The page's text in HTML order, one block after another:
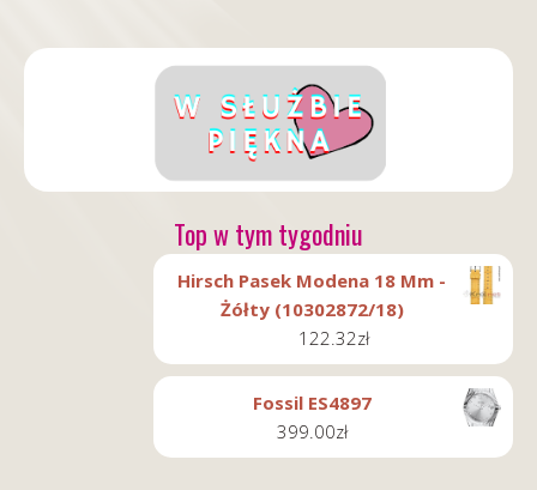
Top w tym tygodniu
Hirsch Pasek Modena 18 Mm -
Żółty (10302872/18)
122.32zł
Fossil ES4897
399.00zł